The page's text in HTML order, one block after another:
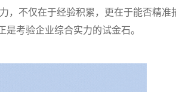
，不仅在于经验积累，更在于能否精准
考验企业综合实力的试金石。